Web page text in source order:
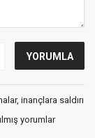
inançlara saldırı
yorumlar